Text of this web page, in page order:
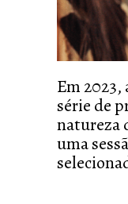
Em 2023,
série de
natureza
uma